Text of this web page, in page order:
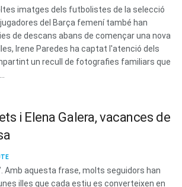
imatges dels futbolistes de la selecció
del Barça femení també han
de descans abans de començar una nova
Irene Paredes ha captat l'atenció dels
un recull de fotografies familiars que
i Elena Galera, vacances de
Amb aquesta frase, molts seguidors han
illes que cada estiu es converteixen en